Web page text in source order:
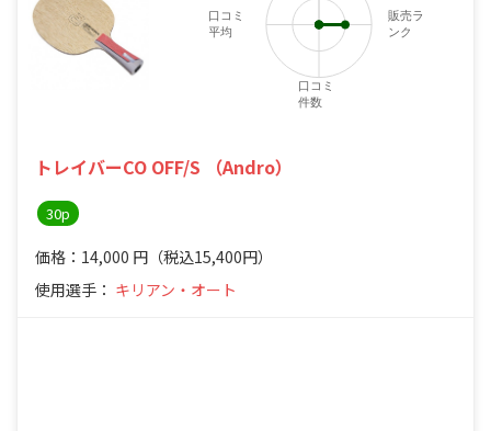
トレイバーCO OFF/S （Andro）
30p
価格：14,000 円 （税込15,400円）
使用選手： キリアン・オート
販売ラ
ンク
口コミ
件数
口コミ
平均